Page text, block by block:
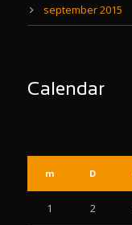
september 2015
Calendar
m D
1 2